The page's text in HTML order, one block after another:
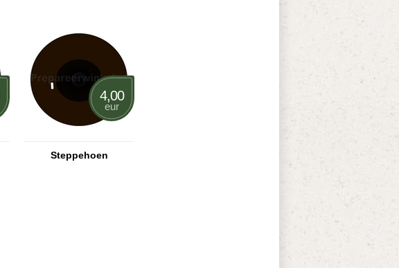
4,00
eur
Steppehoen